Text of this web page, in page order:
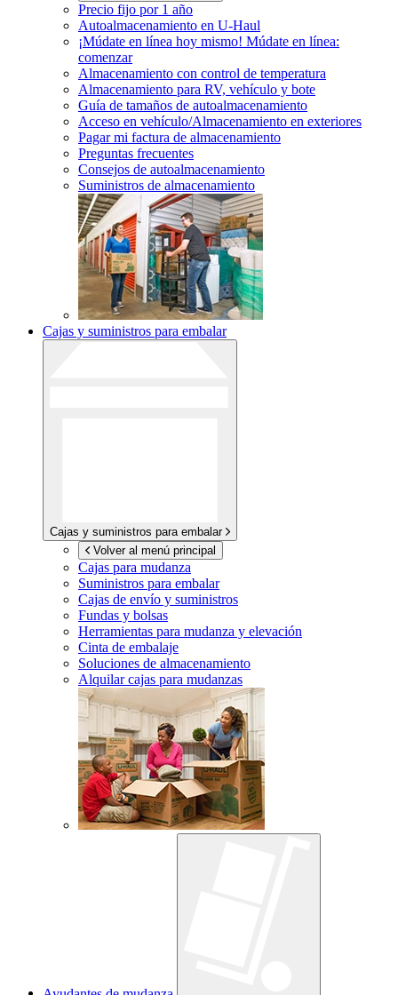
Precio fijo por 1 año
Autoalmacenamiento en U-Haul
¡Múdate en línea hoy mismo! Múdate en línea:
comenzar
Almacenamiento con control de temperatura
Almacenamiento para RV, vehículo y bote
Guía de tamaños de autoalmacenamiento
Acceso en vehículo/Almacenamiento en exteriores
Pagar mi factura de almacenamiento
Preguntas frecuentes
Consejos de autoalmacenamiento
Suministros de almacenamiento
Cajas y suministros para embalar
Cajas y suministros para embalar
Volver al menú principal
Cajas para mudanza
Suministros para embalar
Cajas de envío y suministros
Fundas y bolsas
Herramientas para mudanza y elevación
Cinta de embalaje
Soluciones de almacenamiento
Alquilar cajas para mudanzas